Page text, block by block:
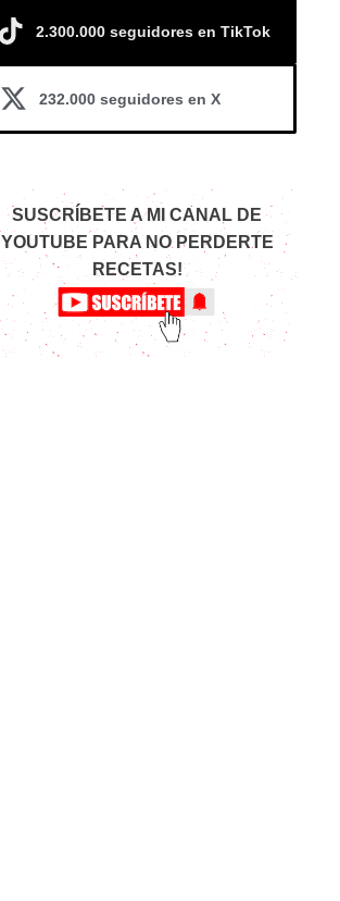
2.300.000 seguidores en TikTok
232.000 seguidores en X
SUSCRÍBETE A MI CANAL DE
YOUTUBE PARA NO PERDERTE
RECETAS!